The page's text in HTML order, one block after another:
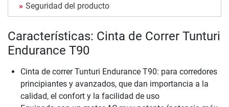
Seguridad del producto
Características: Cinta de Correr Tunturi
Endurance T90
Cinta de correr Tunturi Endurance T90: para corredores
principiantes y avanzados, que dan importancia a la
calidad, el confort y la facilidad de uso